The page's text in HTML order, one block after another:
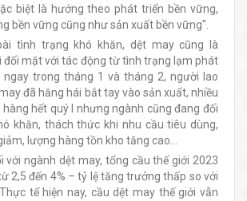
biệt là hướng theo phát triển bền vững,
bền vững cũng như sản xuất bền vững".
tình trạng khó khăn, dệt may cũng là
đối mặt với tác động từ tình trạng lạm phát
ngay trong tháng 1 và tháng 2, người lao
đã hăng hái bắt tay vào sản xuất, nhiều
hết quý I nhưng ngành cũng đang đối
khăn, thách thức khi nhu cầu tiêu dùng,
lượng hàng tồn kho tăng cao...
với ngành dệt may, tổng cầu thế giới 2023
2,5 đến 4% – tỷ lệ tăng trưởng thấp so với
tế hiện nay, cầu dệt may thế giới vẫn